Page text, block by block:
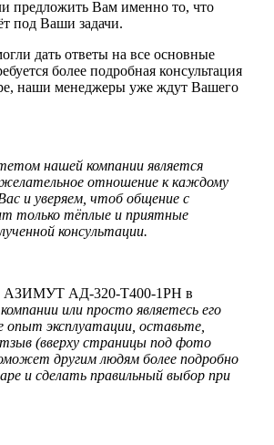
предложить Вам именно то, что
под Ваши задачи.
дать ответы на все основные
более подробная консультация
наши менеджеры уже ждут Вашего
нашей компании является
отношение к каждому
и уверяем, чтоб общение с
только тёплые и приятные
консультации.
АЗИМУТ АД-320-Т400-1РН в
или просто являетесь его
опыт эксплуатации, оставьте,
(вверху страницы под фото
другим людям более подробно
и сделать правильный выбор при